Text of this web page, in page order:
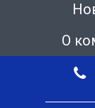
О